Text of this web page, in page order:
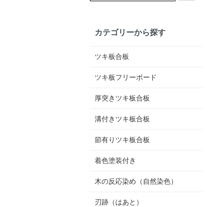
カテゴリーから探す
ツキ板合板
ツキ板フリーボード
厚突きツキ板合板
溝付きツキ板合板
節有りツキ板合板
着色塗装付き
木の反応染め（自然染色）
刃跡（はあと）